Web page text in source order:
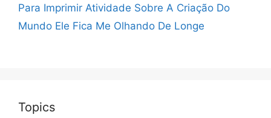
Para Imprimir Atividade Sobre A Criação Do
Mundo Ele Fica Me Olhando De Longe
Topics